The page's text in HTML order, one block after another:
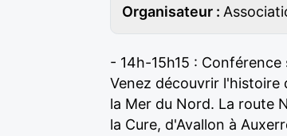
Organisateur :
- 14h-15h15 : Conférence
Venez découvrir l'histoire
la Mer du Nord. La route
la Cure, d'Avallon à